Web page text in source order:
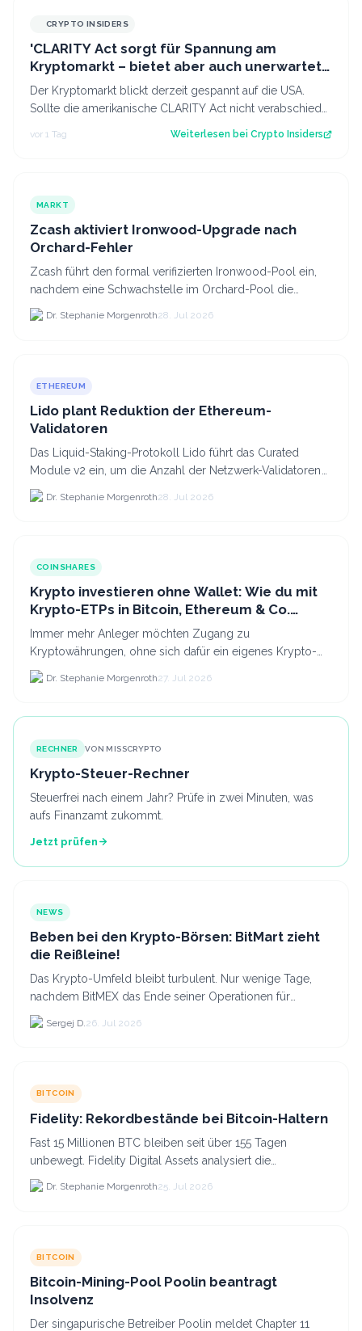
CRYPTO INSIDERS
'CLARITY Act sorgt für Spannung am
Kryptomarkt – bietet aber auch unerwartete
Chancen'
Der Kryptomarkt blickt derzeit gespannt auf die USA.
Sollte die amerikanische CLARITY Act nicht verabschiedet
werden, könnte dies kurzfristi…
vor 1 Tag Weiterlesen bei Crypto Insiders
MARKT
Zcash aktiviert Ironwood-Upgrade nach
Orchard-Fehler
Zcash führt den formal verifizierten Ironwood-Pool ein,
nachdem eine Schwachstelle im Orchard-Pool die
Erstellung gefälschter ZEC-Token ermöglichte.
Dr. Stephanie Morgenroth28. Jul 2026
ETHEREUM
Lido plant Reduktion der Ethereum-
Validatoren
Das Liquid-Staking-Protokoll Lido führt das Curated
Module v2 ein, um die Anzahl der Netzwerk-Validatoren
von 880.000 auf etwa 628.
Dr. Stephanie Morgenroth28. Jul 2026
COINSHARES
Krypto investieren ohne Wallet: Wie du mit
Krypto-ETPs in Bitcoin, Ethereum & Co.
anlegst
Immer mehr Anleger möchten Zugang zu
Kryptowährungen, ohne sich dafür ein eigenes Krypto-
Wallet einrichten zu müssen. Dazu kommt, dass viele
nicht nur Bitcoin h...
Dr. Stephanie Morgenroth27. Jul 2026
RECHNER VON MISSCRYPTO
Krypto-Steuer-Rechner
Steuerfrei nach einem Jahr? Prüfe in zwei Minuten, was
aufs Finanzamt zukommt.
Jetzt prüfen
NEWS
Beben bei den Krypto-Börsen: BitMart zieht
die Reißleine!
Das Krypto-Umfeld bleibt turbulent. Nur wenige Tage,
nachdem BitMEX das Ende seiner Operationen für
September 2026 bekannt gegeben hat, zieht nun die
nächste gr...
Sergej D. 26. Jul 2026
BITCOIN
Fidelity: Rekordbestände bei Bitcoin-Haltern
Fast 15 Millionen BTC bleiben seit über 155 Tagen
unbewegt. Fidelity Digital Assets analysiert die
Anlegerüberzeugung trotz Kursverlusten und einem
BTC-Preis.
Dr. Stephanie Morgenroth25. Jul 2026
BITCOIN
Bitcoin-Mining-Pool Poolin beantragt
Insolvenz
Der singapurische Betreiber Poolin meldet Chapter 11